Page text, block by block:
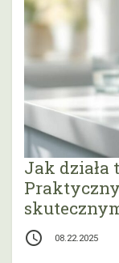
Jak działa
access_time 08.22.2025